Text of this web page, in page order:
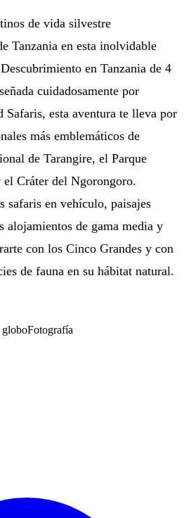
de vida silvestre
Tanzania en esta inolvidable
en Tanzania de 4
cuidadosamente por
esta aventura te lleva por
más emblemáticos de
de Tarangire, el Parque
Cráter del Ngorongoro.
safaris en vehículo, paisajes
alojamientos de gama media y
con los Cinco Grandes y con
de fauna en su hábitat natural.
globoFotografía